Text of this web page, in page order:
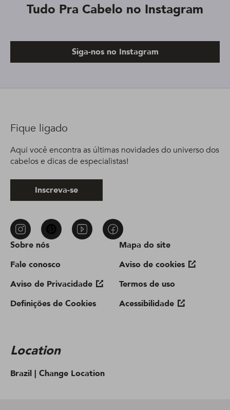
Tudo Pra Cabelo no Instagram
Siga-nos no Instagram
Sobre nós
Fale conosco
Aviso de Privacidade
Definições de Cookies
Mapa do site
Aviso de cookies
Termos de uso
Acessibilidade
Location
Brazil | Change Location
Fique ligado
Aqui você encontra as últimas novidades do universo dos
cabelos e dicas de especialistas!
Inscreva-se